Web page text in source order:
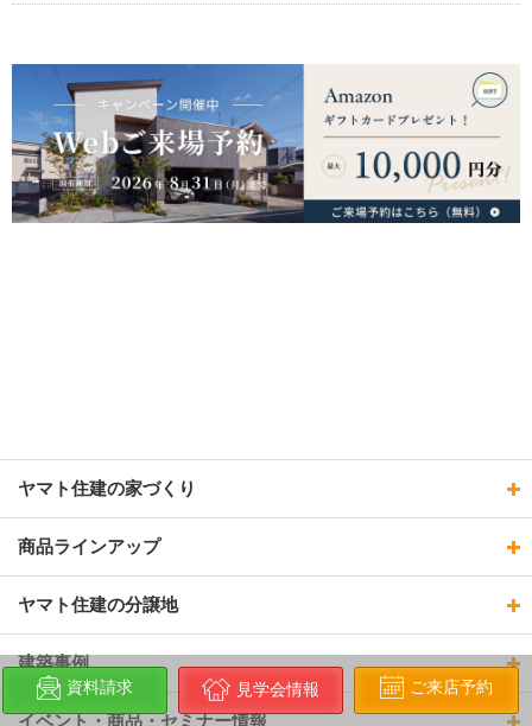
ヤマト住建の家づくり
商品ラインアップ
ヤマト住建の分譲地
建築事例
イベント・商品・セミナー情報
資料請求 見学会情報 ご来店予約